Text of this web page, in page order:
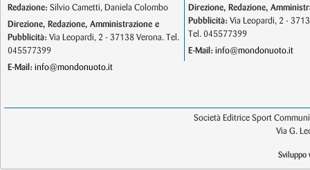
Redazione: Silvio Cametti, Daniela Colombo
Direzione, Redazione, Amministrazione e
Pubblicità: Via Leopardi, 2 - 37138 Verona. Tel.
045577399
E-Mail: info@mondonuoto.it
Direzione, Redazione,
Pubblicità: Via Leopardi, 2 -
Tel. 045577399
E-Mail: info@mondonuoto.it
Società Editrice Sport
Via G.
Sviluppo